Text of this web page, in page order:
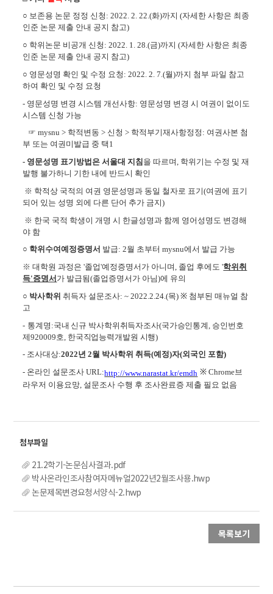
○ 보존용 논문 정정 신청: 2022. 2. 22.(화)까지 (자세한 사항은 최종
인준 논문 제출 안내 공지 참고)
○ 학위논문 비공개 신청 : 2022. 1. 28.(금)까지 (자세한 사항은 최종
인준 논문 제출 안내 공지 참고)
○ 영문성명 확인 및 수정 요청: 2022. 2. 7.(월)까지 첨부 파일 참고
하여 확인 및 수정 요청
- 영문성명 변경 시스템 개선사항: 영문성명 변경 시 여권이 없이도
시스템 신청 가능
☞ mysnu > 학적변동 > 신청 > 학적부기재사항정정: 여권사본 첨
부 또는 여권미발급 중 택1
- 영문성명 표기방법은 서울대 지침 을 따르며, 학위기는 수정 및 재
발행 불가하니 기한 내에 반드시 확인
※ 학적상 국적의 여권 영문성명과 동일 철자로 표기(여권에 표기
되어 있는 성명 외에 다른 단어 추가 금지)
※ 한국 국적 학생이 개명 시 한글성명과 함께 영어성명도 변경해
야 함
○ 학위수여예정증명서 발급: 2월 초부터 mysnu에서 발급 가능
※ 대학원 과정은 '졸업'예정증명서가 아니며, 졸업 후에도 '학위취
득'증명서 가 발급됨(졸업증명서가 아님)에 유의
○ 박사학위 취득자 설문조사:~ 2022.2.24.(목)※ 첨부된 매뉴얼 참
고
- 통계명 :국내 신규 박사학위취득자조사(국가승인통계 승인번호
제920009호, 한국직업능력개발원 시행)
- 조사대상:2022년 2월 박사학위 취득(예정)자(외국인 포함)
- 온라인 설문조사URL:http://www.narastat.kr/emdh ※Chrome브
라우저 이용요망 ,설문조사 수행 후 조사완료증 제출 필요 없음
21.2학기-논문심사결과.pdf
박사온라인조사참여자메뉴얼2022년2월조사용.hwp
논문제목변경요청서양식-2.hwp
목록보기